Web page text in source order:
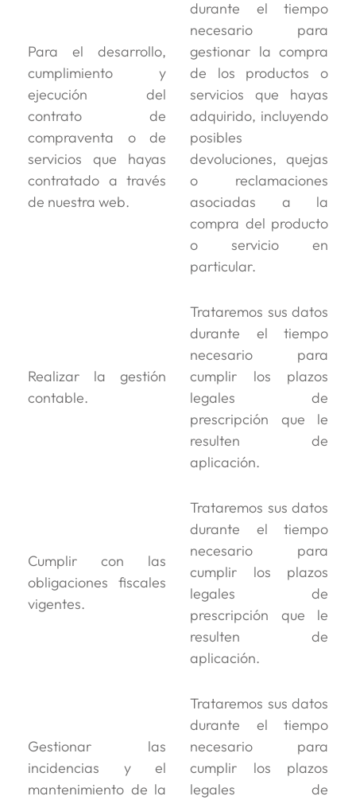
Para el desarrollo,
cumplimiento y
ejecución del
contrato de
compraventa o de
servicios que hayas
contratado a través
de nuestra web.
durante el tiempo
necesario para
gestionar la compra
de los productos o
servicios que hayas
adquirido, incluyendo
posibles
devoluciones, quejas
o reclamaciones
asociadas a la
compra del producto
o servicio en
particular.
Realizar la gestión
contable.
Trataremos sus datos
durante el tiempo
necesario para
cumplir los plazos
legales de
prescripción que le
resulten de
aplicación.
Cumplir con las
obligaciones fiscales
vigentes.
Trataremos sus datos
durante el tiempo
necesario para
cumplir los plazos
legales de
prescripción que le
resulten de
aplicación.
Gestionar las
incidencias y el
mantenimiento de la
Trataremos sus datos
durante el tiempo
necesario para
cumplir los plazos
legales de